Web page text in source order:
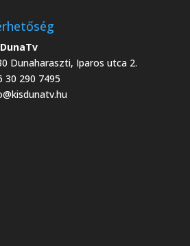
Dunaharaszti, Iparos utca 2.
30 290 7495